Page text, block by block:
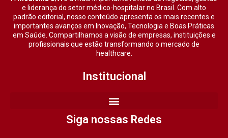
e liderança do setor médico-hospitalar no Brasil. Com alto
padrão editorial, nosso conteúdo apresenta os mais recentes e
importantes avanços em Inovação, Tecnologia e Boas Práticas
em Saúde. Compartilhamos a visão de empresas, instituições e
profissionais que estão transformando o mercado de
healthcare.
Institucional
Siga nossas Redes